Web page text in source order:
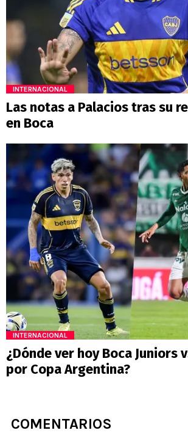
INTERNACIONAL
Las notas a Palacios tras su
en Boca
INTERNACIONAL
¿Dónde ver hoy Boca Juniors
por Copa Argentina?
COMENTARIOS